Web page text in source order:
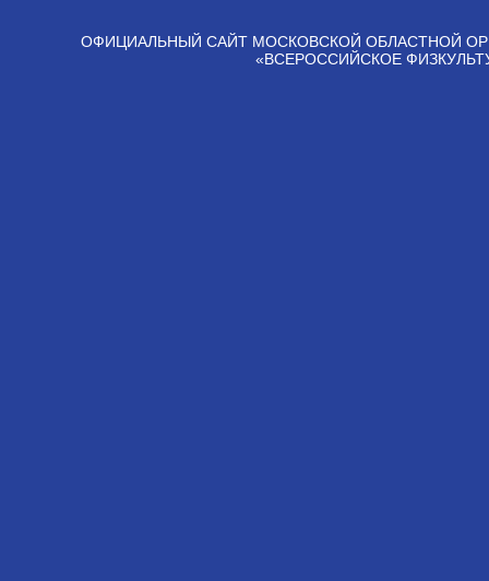
ОФИЦИАЛЬНЫЙ САЙТ МОСКОВСКОЙ ОБЛАСТНОЙ
«ВСЕРОССИЙСКОЕ